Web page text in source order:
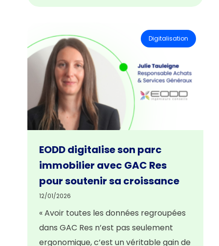
Digitalisation
EODD digitalise son parc
immobilier avec GAC Res
pour soutenir sa croissance
12/01/2026
« Avoir toutes les données regroupées
dans GAC Res n’est pas seulement
ergonomique, c’est un véritable gain de